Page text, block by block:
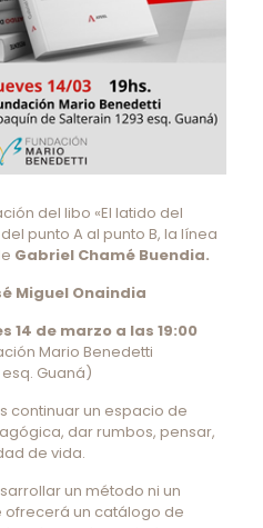
del libo «El latido del
punto A al punto B, la línea
Gabriel Chamé Buendia.
Miguel Onaindia
14 de marzo a las 19:00
Mario Benedetti
Guaná)
continuar un espacio de
dar rumbos, pensar,
de vida.
un método ni un
ofrecerá un catálogo de